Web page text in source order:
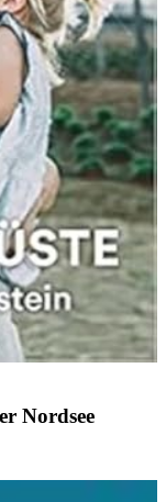
Nordsee